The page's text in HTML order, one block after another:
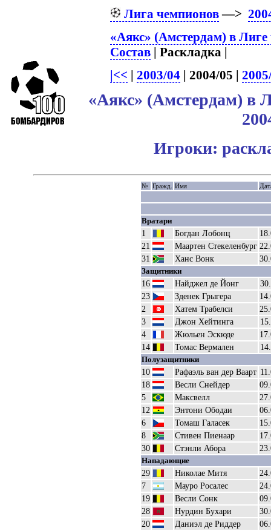
Лига чемпионов—>
«Аякс» (Амстердам) в
Состав | Раскладка |
|<< | 2003/04 | 2004/05 |
«Аякс» (Амстердам) в
Игроки:
№ Гражд. Имя
Вратари
1 Богдан Лобонц
21
Маартен Стекеленбург
31
Ханс Вонк
Защитники
16 Найджел де Йонг
23
Зденек Грыгера
2
Хатем Трабелси
3
Джон Хейтинга
4
Жюльен Эскюде
14
Томас Вермален
Полузащитники
10 Рафаэль ван дер Ваарт
18
Весли Снейдер
5
Максвелл
12
Энтони Ободаи
6
Томаш Галасек
8
Стивен Пиенаар
30
Стэнли Абора
Нападающие
29 Николае Митя
7
Мауро Росалес
19
Весли Сонк
28
Нурдин Бухари
20
Даниэл де Риддер